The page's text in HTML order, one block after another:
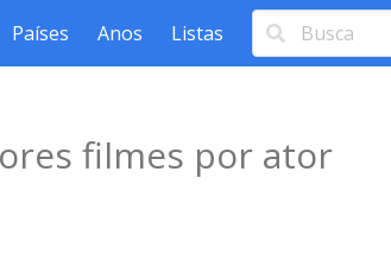
Países Anos Listas
filmes por ator